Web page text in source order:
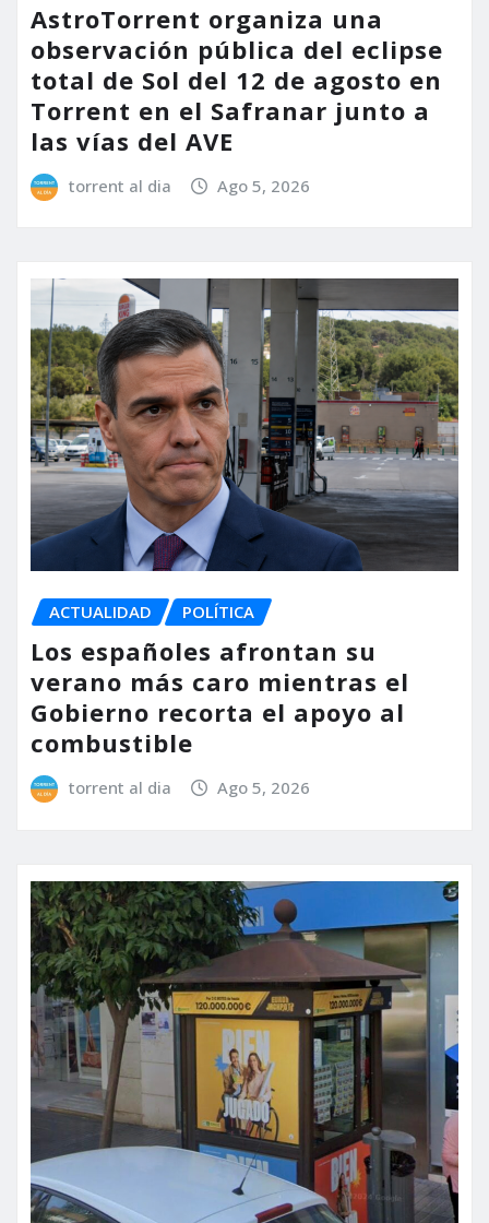
AstroTorrent organiza una
observación pública del eclipse
total de Sol del 12 de agosto en
Torrent en el Safranar junto a
las vías del AVE
torrent al dia Ago 5, 2026
ACTUALIDAD POLÍTICA
Los españoles afrontan su
verano más caro mientras el
Gobierno recorta el apoyo al
combustible
torrent al dia Ago 5, 2026